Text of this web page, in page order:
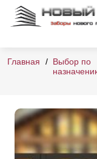
Главная
Выбор по